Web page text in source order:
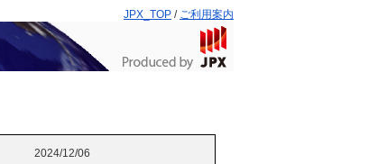
JPX_TOP / ご利用案内
2024/12/06